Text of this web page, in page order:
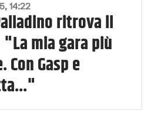
14:22
ritrova il
"La mia gara più
Gasp e